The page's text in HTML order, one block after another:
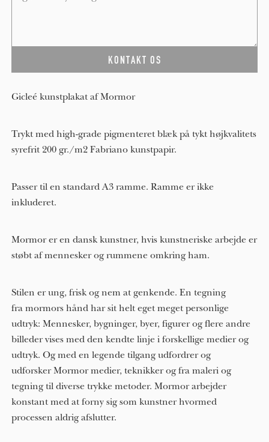
Gicleé kunstplakat af Mormor
Trykt med high-grade pigmenteret blæk på tykt højkvalitets
syrefrit 200 gr./m2 Fabriano kunstpapir.
Passer til en standard A3 ramme. Ramme er ikke
inkluderet.
Mormor er en dansk kunstner, hvis kunstneriske arbejde er
støbt af mennesker og rummene omkring ham.
Stilen er ung, frisk og nem at genkende. En tegning
fra mormors hånd har sit helt eget meget personlige
udtryk: Mennesker, bygninger, byer, figurer og flere andre
billeder vises med den kendte linje i forskellige medier og
udtryk. Og med en legende tilgang udfordrer og
udforsker Mormor medier, teknikker og fra maleri og
tegning til diverse trykke metoder. Mormor arbejder
konstant med at forny sig som kunstner hvormed
processen aldrig afslutter.